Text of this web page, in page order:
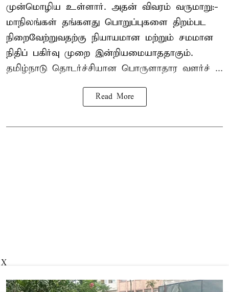
முன்மொழிய உள்ளார். அதன் விவரம் வருமாறு:-
மாநிலங்கள் தங்களது பொறுப்புகளை திறம்பட
நிறைவேற்றுவதற்கு நியாயமான மற்றும் சமமான
நிதிப் பகிர்வு முறை இன்றியமையாததாகும்.
தமிழ்நாடு தொடர்ச்சியான பொருளாதார வளர்ச் ...
Read More
X